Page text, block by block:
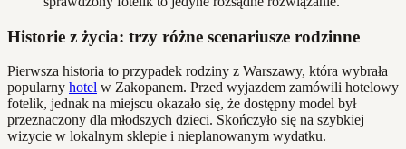
Historie z życia: trzy różne scenariusze rodzinne
Pierwsza historia to przypadek rodziny z Warszawy, która wybrała
popularny hotel w Zakopanem. Przed wyjazdem zamówili hotelowy
fotelik, jednak na miejscu okazało się, że dostępny model był
przeznaczony dla młodszych dzieci. Skończyło się na szybkiej
wizycie w lokalnym sklepie i nieplanowanym wydatku.